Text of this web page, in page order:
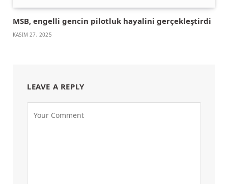
MSB, engelli gencin pilotluk hayalini gerçekleştirdi
KASIM 27, 2025
LEAVE A REPLY